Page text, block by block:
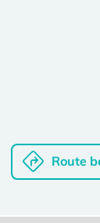
Route